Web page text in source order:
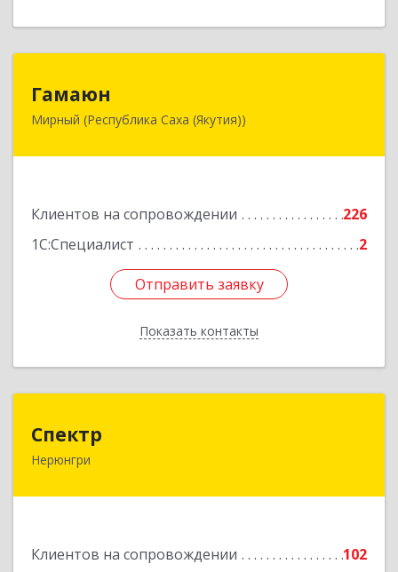
Гамаюн
Мирный (Республика Саха (Якутия))
Клиентов на сопровождении
226
1С:Специалист
2
Отправить заявку
Показать контакты
678170, Саха /Якутия/ Респ, Мирнинский у,
Подробнее
Отправить заявку
Назад
Спектр
Нерюнгри
Клиентов на сопровождении 102
678960, Саха /Якутия/ Респ, Нерюнгринский р-н,
Подробнее